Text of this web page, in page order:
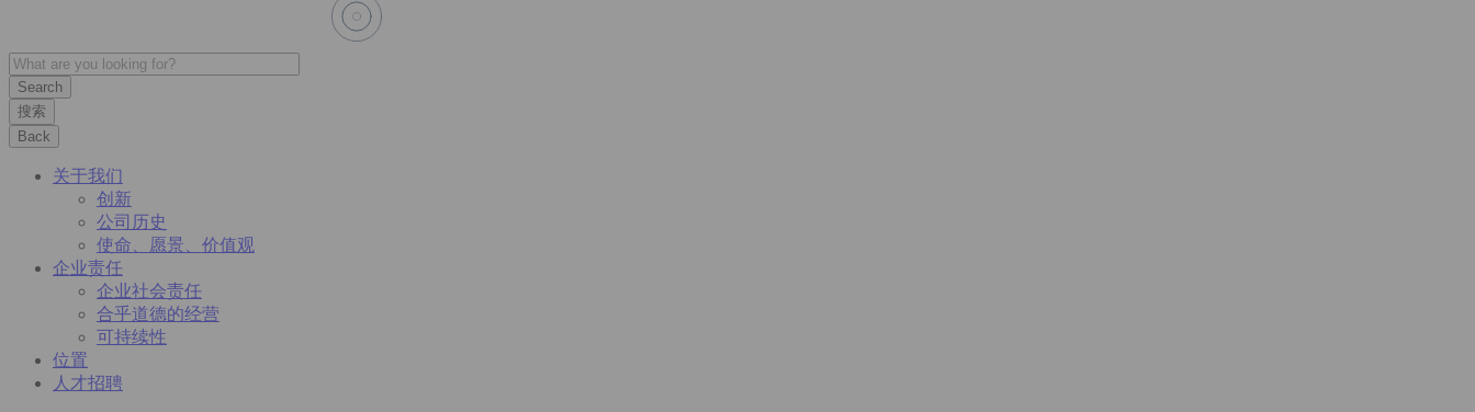
搜索
Back
关于我们
创新
公司历史
使命、愿景、价值观
企业责任
企业社会责任
合乎道德的经营
可持续性
位置
人才招聘